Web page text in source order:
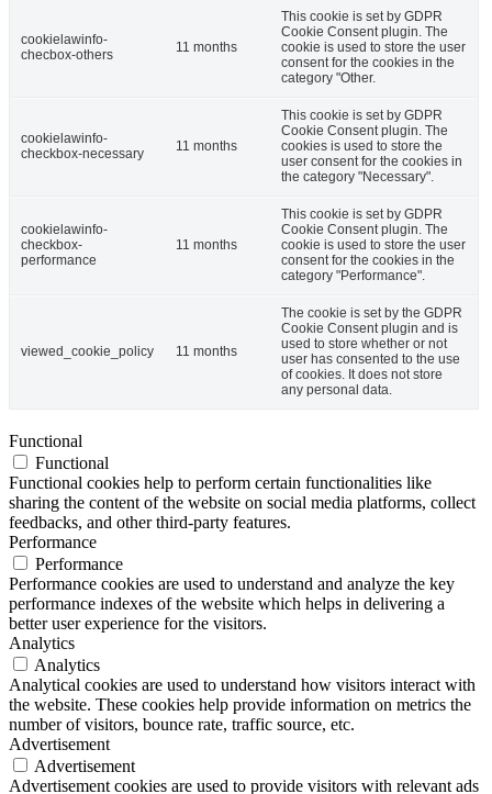
cookielawinfo-
checbox-others
11 months
This cookie is set by GDPR
Cookie Consent plugin. The
cookie is used to store the user
consent for the cookies in the
category "Other.
cookielawinfo-
checkbox-necessary
11 months
This cookie is set by GDPR
Cookie Consent plugin. The
cookies is used to store the
user consent for the cookies in
the category "Necessary".
cookielawinfo-
checkbox-
performance
11 months
This cookie is set by GDPR
Cookie Consent plugin. The
cookie is used to store the user
consent for the cookies in the
category "Performance".
viewed_cookie_policy 11 months
The cookie is set by the GDPR
Cookie Consent plugin and is
used to store whether or not
user has consented to the use
of cookies. It does not store
any personal data.
Functional
Functional
Functional cookies help to perform certain functionalities like
sharing the content of the website on social media platforms, collect
feedbacks, and other third-party features.
Performance
Performance
Performance cookies are used to understand and analyze the key
performance indexes of the website which helps in delivering a
better user experience for the visitors.
Analytics
Analytics
Analytical cookies are used to understand how visitors interact with
the website. These cookies help provide information on metrics the
number of visitors, bounce rate, traffic source, etc.
Advertisement
Advertisement
Advertisement cookies are used to provide visitors with relevant ads